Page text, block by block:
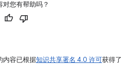
对您有帮助吗？
内容已根据知识共享署名 4.0 许可获得了